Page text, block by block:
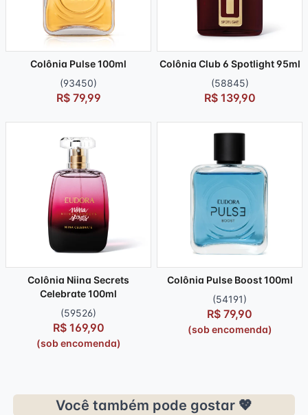
Colônia Pulse 100ml
(93450)
R$ 79,99
Colônia Club 6 Spotlight 95ml
(58845)
R$ 139,90
Colônia Niina Secrets
Celebrate 100ml
(59526)
R$ 169,90
(sob encomenda)
Colônia Pulse Boost 100ml
(54191)
R$ 79,90
(sob encomenda)
Você também pode gostar 💖